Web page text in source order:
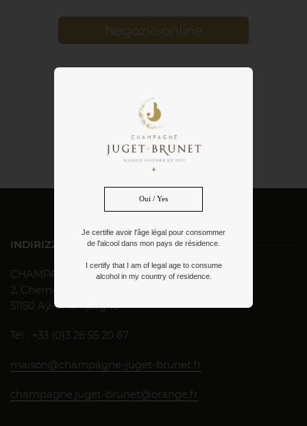
Negozio online
Pagare la bolletta
INDIRIZZO
CHAMPAGNE JUGET-BRUNET
2, Chemin de Laire - Bisseuil
51150 Aÿ-Champagne
Tél : +33 (0)3 26 55 20 67
maison@champagne-juget-brunet.fr
champagne.juget-brunet@orange.fr
Oui / Yes
Je certifie avoir l'âge légal pour consommer
de l'alcool dans mon pays de résidence.
I certify that I am of legal age to consume
alcohol in my country of residence.